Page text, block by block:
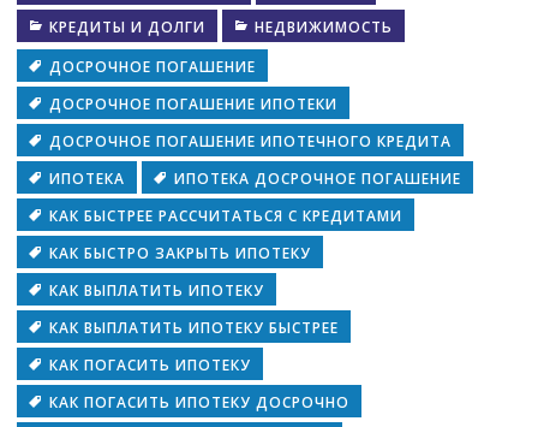
КРЕДИТЫ И ДОЛГИ
НЕДВИЖИМОСТЬ
ДОСРОЧНОЕ ПОГАШЕНИЕ
ДОСРОЧНОЕ ПОГАШЕНИЕ ИПОТЕКИ
ДОСРОЧНОЕ ПОГАШЕНИЕ ИПОТЕЧНОГО КРЕДИТА
ИПОТЕКА
ИПОТЕКА ДОСРОЧНОЕ ПОГАШЕНИЕ
КАК БЫСТРЕЕ РАССЧИТАТЬСЯ С КРЕДИТАМИ
КАК БЫСТРО ЗАКРЫТЬ ИПОТЕКУ
КАК ВЫПЛАТИТЬ ИПОТЕКУ
КАК ВЫПЛАТИТЬ ИПОТЕКУ БЫСТРЕЕ
КАК ПОГАСИТЬ ИПОТЕКУ
КАК ПОГАСИТЬ ИПОТЕКУ ДОСРОЧНО